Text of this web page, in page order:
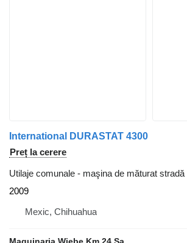
International DURASTAT 4300
Preț la cerere
Utilaje comunale - maşina de măturat stradă
2009
Mexic, Chihuahua
Maquinaria Wiebe Km 24 Sa